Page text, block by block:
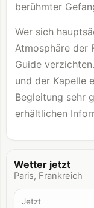
berühmter
Wer sich
Atmosphäre der
Guide
und der Kapelle
Begleitung sehr
erhältlichen
Wetter jetzt
Paris, Frankreich
Jetzt